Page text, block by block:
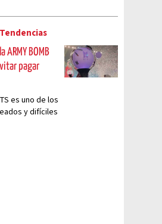
Tendencias
ARMY BOMB
pagar
es uno de los
y difíciles